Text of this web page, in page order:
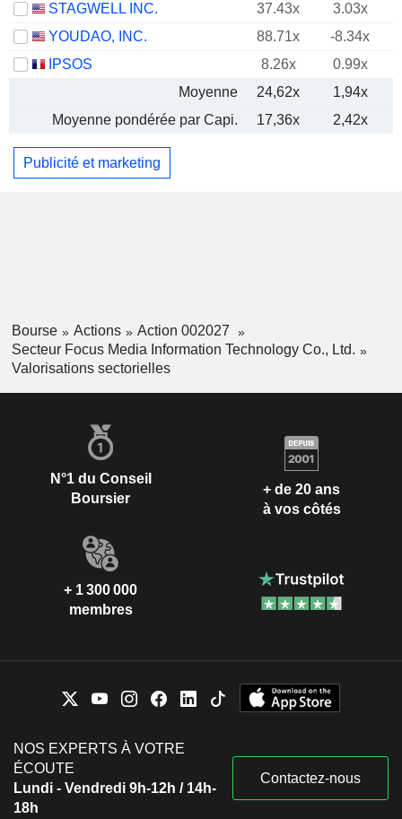
STAGWELL INC.
37.43x
3.03x
YOUDAO, INC.
88.71x
-8.34x
IPSOS
8.26x
0.99x
Moyenne
24,62x
1,94x
Moyenne pondérée par Capi.
17,36x 2,42x
Publicité et marketing
Bourse Actions
Action 002027
Secteur Focus Media Information Technology Co., Ltd.
Valorisations sectorielles
N°1 du Conseil
Boursier
+ de 20 ans
à vos côtés
+ 1 300 000
membres
NOS EXPERTS À VOTRE
ÉCOUTE
Lundi - Vendredi 9h-12h / 14h-
18h
Contactez-nous